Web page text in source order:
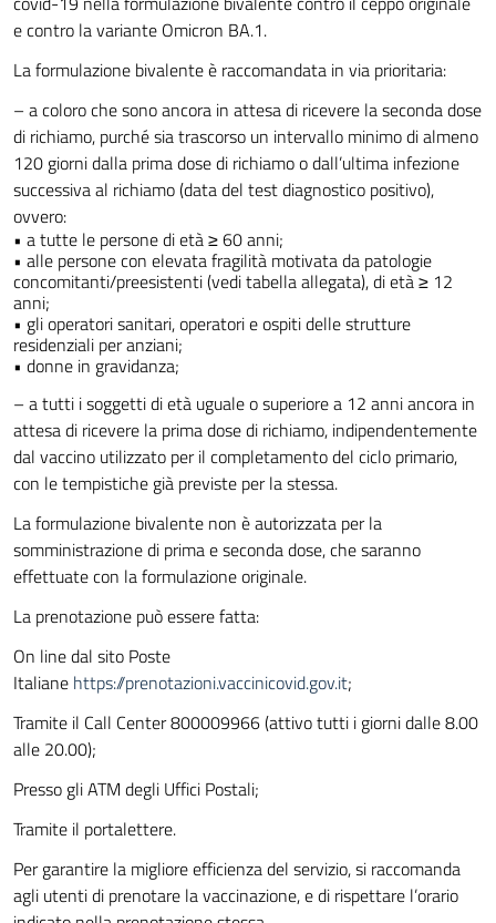
e contro la variante Omicron BA.1.
La formulazione bivalente è raccomandata in via prioritaria:
– acoloro che sonoancora in attesa di ricevere la seconda dose
di richiamo, purché siatrascorso un intervallo minimo di almeno
120 giorni dalla primadose di richiamo o dall’ultima infezione
successiva al richiamo (data del test diagnostico positivo),
ovvero:
• atutte le persone di età ≥ 60 anni;
• alle persone con elevata fragilità motivata da patologie
concomitanti/preesistenti(vedi tabella allegata), di età ≥ 12
anni;
• glioperatori sanitari, operatori e ospiti delle strutture
residenziali per anziani;
• donne in gravidanza;
– a tutti i soggetti di età uguale o superiore a 12 anni ancora in
attesa di ricevere la prima dose di richiamo, indipendentemente
dal vaccino utilizzato per il completamento del ciclo primario,
con le tempistiche già previste per la stessa.
La formulazione bivalente non è autorizzata per la
somministrazione di prima e seconda dose, che saranno
effettuate con la formulazione originale.
La prenotazione può essere fatta:
On line dal sito Poste
Italiane https://prenotazioni.vaccinicovid.gov.it;
Tramite il Call Center800009966(attivo tutti i giorni dalle 8.00
alle 20.00);
Presso gli ATM degli Uffici Postali;
Tramite il portalettere.
Per garantire la migliore efficienza del servizio, si raccomanda
agli utenti di prenotare la vaccinazione, e di rispettare l’orario